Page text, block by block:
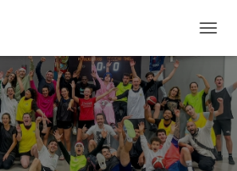
É
L
I
E
R
L
A